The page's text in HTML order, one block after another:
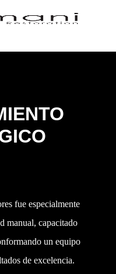
fue especialmente
manual, capacitado
un equipo
de excelencia.